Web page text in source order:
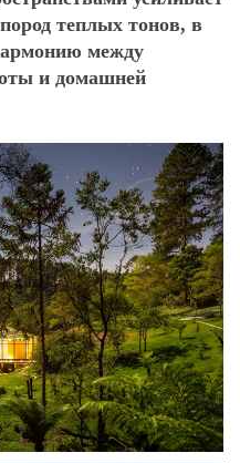
теплых тонов, в
между
и домашней